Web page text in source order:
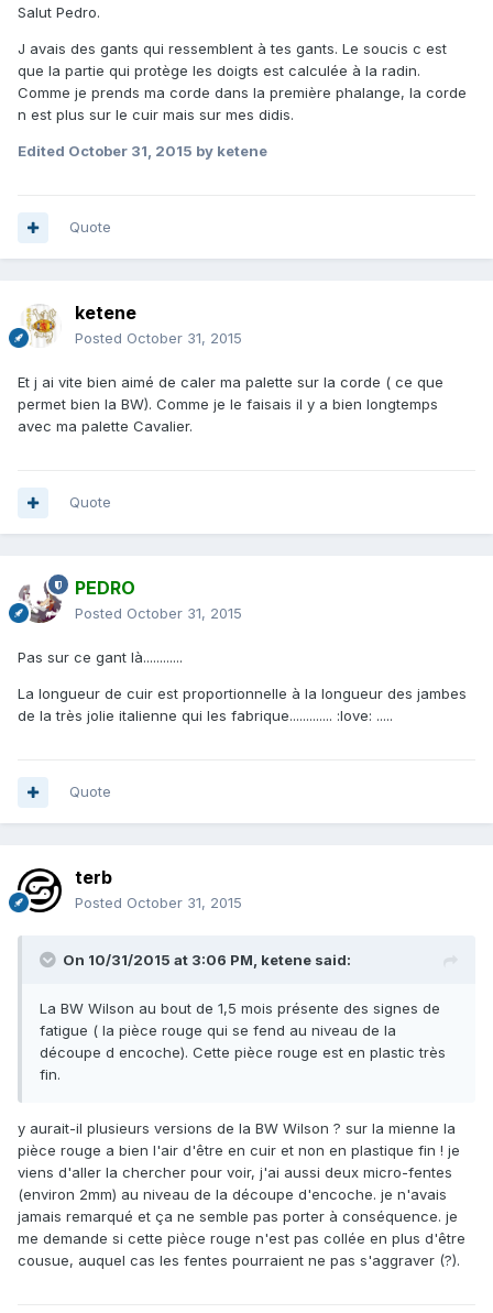
Salut Pedro.
J avais des gants qui ressemblent à tes gants. Le soucis c est
que la partie qui protège les doigts est calculée à la radin.
Comme je prends ma corde dans la première phalange, la corde
n est plus sur le cuir mais sur mes didis.
Edited October 31, 2015 by ketene
Quote
ketene
Posted October 31, 2015
Et j ai vite bien aimé de caler ma palette sur la corde ( ce que
permet bien la BW). Comme je le faisais il y a bien longtemps
avec ma palette Cavalier.
Quote
PEDRO
Posted October 31, 2015
Pas sur ce gant là............
La longueur de cuir est proportionnelle à la longueur des jambes
de la très jolie italienne qui les fabrique............. :love: .....
Quote
terb
Posted October 31, 2015
On 10/31/2015 at 3:06 PM, ketene said:
La BW Wilson au bout de 1,5 mois présente des signes de
fatigue ( la pièce rouge qui se fend au niveau de la
découpe d encoche). Cette pièce rouge est en plastic très
fin.
y aurait-il plusieurs versions de la BW Wilson ? sur la mienne la
pièce rouge a bien l'air d'être en cuir et non en plastique fin ! je
viens d'aller la chercher pour voir, j'ai aussi deux micro-fentes
(environ 2mm) au niveau de la découpe d'encoche. je n'avais
jamais remarqué et ça ne semble pas porter à conséquence. je
me demande si cette pièce rouge n'est pas collée en plus d'être
cousue, auquel cas les fentes pourraient ne pas s'aggraver (?).